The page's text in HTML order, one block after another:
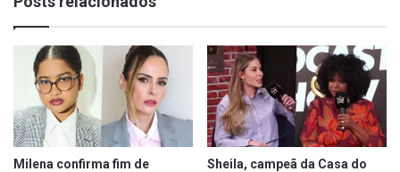
Milena confirma fim de
Sheila, campeã da Casa do